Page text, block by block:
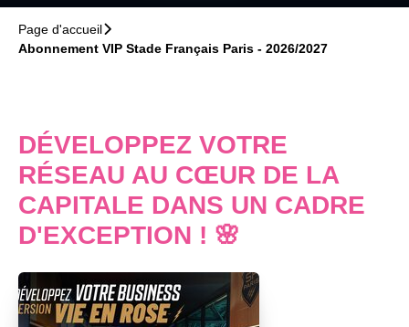
Page d'accueil􀆊
Abonnement VIP Stade Français Paris - 2026/2027
DÉVELOPPEZ VOTRE
RÉSEAU AU CŒUR DE LA
CAPITALE DANS UN CADRE
D'EXCEPTION ! 🌸